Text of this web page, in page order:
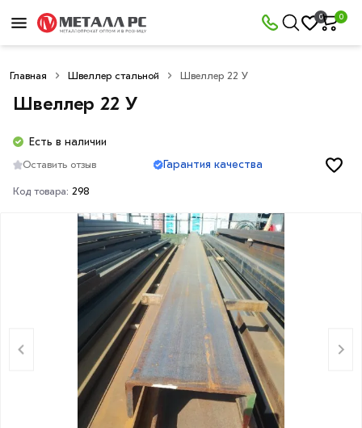
0 0
Главная Швеллер стальной Швеллер 22 У
Швеллер 22 У
Есть в наличии
Оставить отзыв Гарантия качества
Код товара: 298